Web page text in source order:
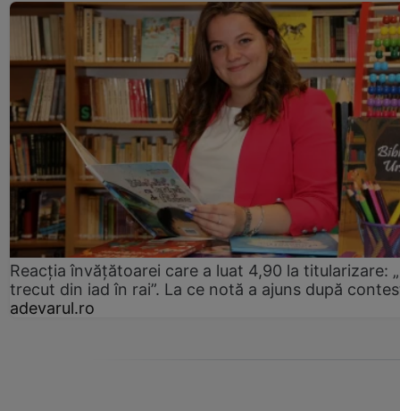
Reacția învățătoarei care a luat 4,90 la titularizare:
trecut din iad în rai”. La ce notă a ajuns după
adevarul.ro